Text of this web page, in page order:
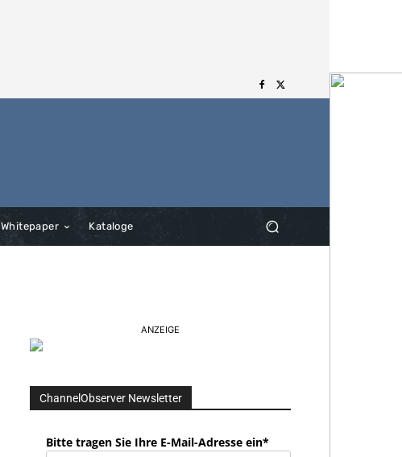
Whitepaper Kataloge
ANZEIGE
ChannelObserver Newsletter
Bitte tragen Sie Ihre E-Mail-Adresse ein*